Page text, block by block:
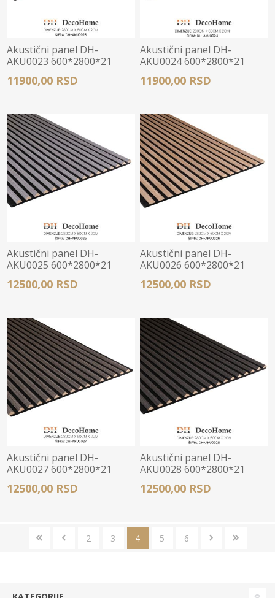
Akustični panel DH-
AKU0023 600*2800*21
11900,00 RSD
Akustični panel DH-
AKU0024 600*2800*21
11900,00 RSD
Akustični panel DH-
AKU0025 600*2800*21
12500,00 RSD
Akustični panel DH-
AKU0026 600*2800*21
12500,00 RSD
Akustični panel DH-
AKU0027 600*2800*21
12500,00 RSD
Akustični panel DH-
AKU0028 600*2800*21
12500,00 RSD
2 3 4 5 6